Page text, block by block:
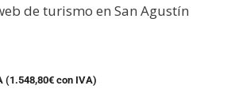
de turismo en San Agustín
(1.548,80€ con IVA)